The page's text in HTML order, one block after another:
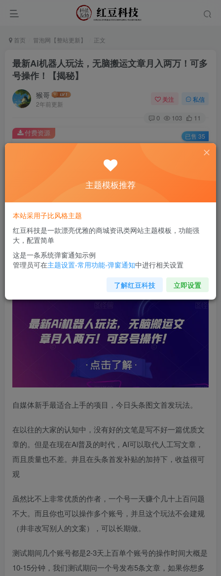
首页 冒泡网【整站更新】 正文
最新Ai机器人玩法，无脑搬运文章月入两万！可多
号操作！【揭秘】
猴哥
2年前更新
关注 私信
0 103 11
此内容为付费资源，请付费后查看
￥9.9
您当前未登录！建议登陆后购买，可保存购买订单
付费资源 已售 35
最新Ai机器人玩法，无脑搬运文章月入两万！可多号操作！
自媒体新手最适合上手的项目，今日头条图文首发玩法。
在以往的大家的认知中，没有好的文笔是写不好一篇优质文
章的。但是在现在Al普及的时代，AI可以取代人工写文章，
而且质量也不差。井且在头条首发补贴的加持下，收益很可
观
虽然比不上非常优质的作者，一个号一天赚个几十上百问题
不大。而且你也可以操作多个账号，并旦这个玩法不会建规
（井非改写别人的文案），可以长期做。
测试期间几个账号都是2-3天上百单个账号的操作时间大概是
10-15分钟，我们测试期问一个号发布5条文章，如果你想多
主题模板推荐
本站采用子比风格主题
红豆科技是一款漂亮优雅的商城资讯类网站主题模板，功能强
大，配置简单
这是一条系统弹窗通知示例
管理员可在主题设置-常用功能-弹窗通知中进行相关设置
了解红豆科技 立即设置